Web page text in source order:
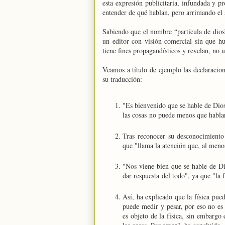
esta expresión publicitaria, infundada y
entender de qué hablan, pero arrimando
Sabiendo que el nombre “partícula de
un editor con visión comercial sin que
tiene fines propagandísticos y revelan, no
Veamos a título de ejemplo las
su traducción:
"Es bienvenido que se hable de
las cosas no puede menos que
Tras reconocer su
que "llama la atención que, al
"Nos viene bien que se hable de
dar respuesta del todo", ya que "la
Así, ha explicado que la física
puede medir y pesar, por eso no
es objeto de la física, sin embargo